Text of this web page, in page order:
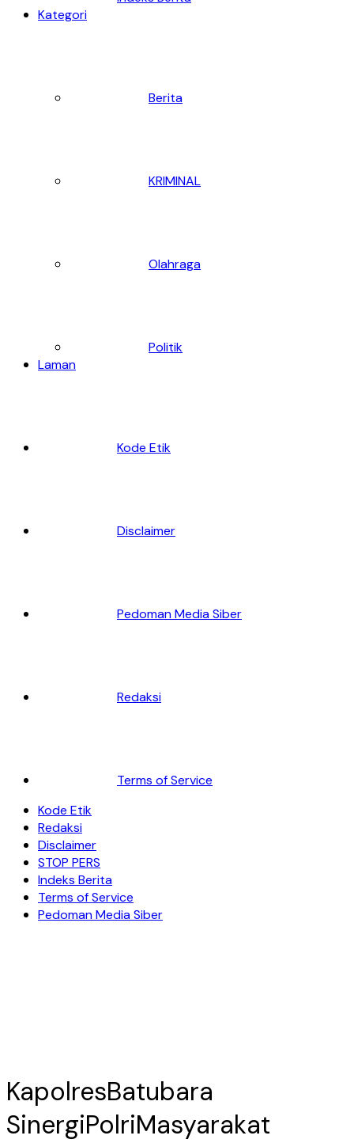
Kategori
Berita
KRIMINAL
Olahraga
Politik
Laman
Kode Etik
Disclaimer
Pedoman Media Siber
Redaksi
Terms of Service
Kode Etik
Redaksi
Disclaimer
STOP PERS
Indeks Berita
Terms of Service
Pedoman Media Siber
KapolresBatubara
SinergiPolriMasyarakat